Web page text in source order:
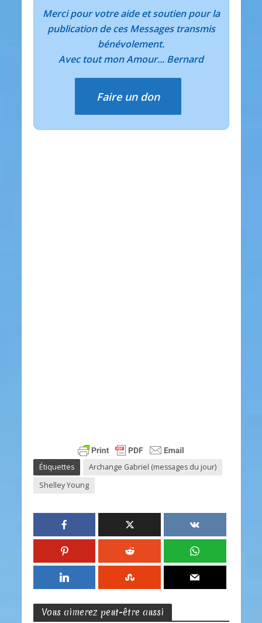
Merci pour votre aide et soutien pour la
publication de ces Messages transmis
bénévolement.
Avec tout mon Amour... Bernard
Faire un don
Étiquettes
Archange Gabriel (messages du jour)
Shelley Young
Vous aimerez peut-être aussi